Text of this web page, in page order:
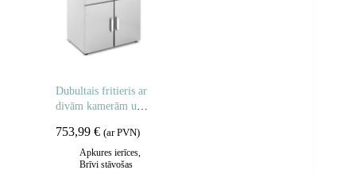
Dubultais fritieris ar
divām kamerām un
753,99 € (ar PVN)
Apkures ierīces,
Brīvi stāvošas